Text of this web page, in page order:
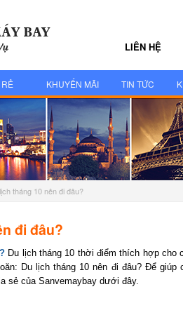
LIÊN HỆ
KHUYẾN MÃI TIN TỨC
tháng 10 nên đi đâu?
đi đâu?
Du lịch tháng 10 thời điểm thích hợp cho
Du lịch tháng 10 nên đi đâu? Để giúp
sẻ của Sanvemaybay dưới đây.